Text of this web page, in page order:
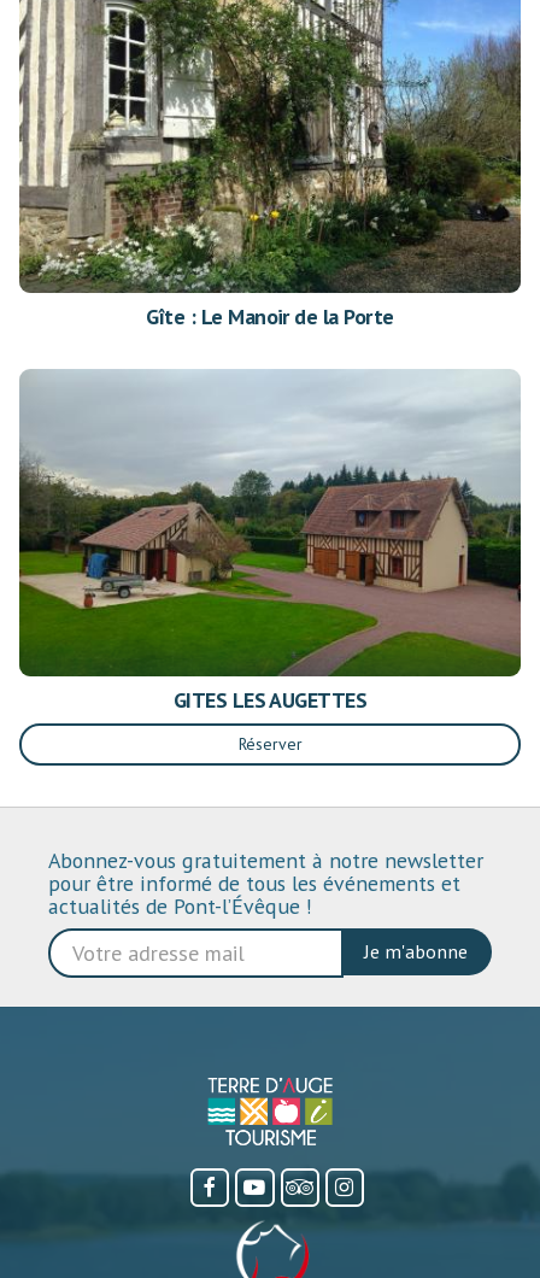
Gîte : Le Manoir de la Porte
GITES LES AUGETTES
Réserver
Abonnez-vous gratuitement à notre newsletter
pour être informé de tous les événements et
actualités de Pont-l’Évêque !
Je m'abonne